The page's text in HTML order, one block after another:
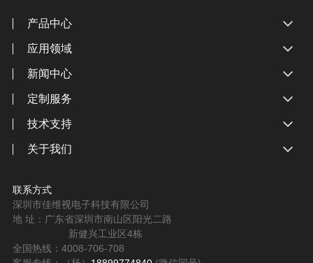
产品中心
应用领域
新闻中心
定制服务
技术支持
关于我们
联系方式
深圳市佳维视电子科技有限公司
地 址：广东省深圳市南山区阳光二路
新健兴工业区4栋
全国热线：4008-706-708